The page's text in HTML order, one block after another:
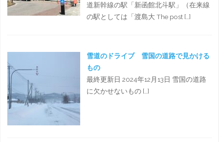
道新幹線の駅「新函館北斗駅」（在来線
の駅としては「渡島大 The post […]
雪道のドライブ 雪国の道路で見かける
もの
最終更新日 2024年12月13日 雪国の道路
に欠かせないもの […]